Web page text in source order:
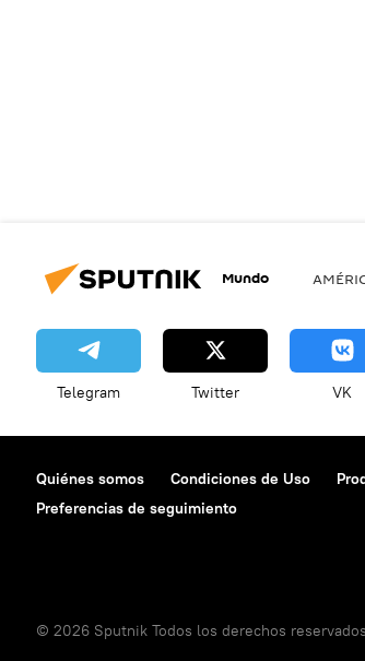
Mundo
Telegram Twitter VK
Quiénes somos Condiciones de Uso
Preferencias de seguimiento
© 2026 Sputnik Todos los derechos